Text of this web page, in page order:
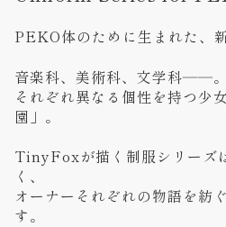
PEKO体のために生まれた、
音楽科、美術科、文学科――。
それぞれ異なる個性を持つ少
園」。
TinyFoxが描く制服シリーズ
く、
オーナーそれぞれの物語を紡
す。